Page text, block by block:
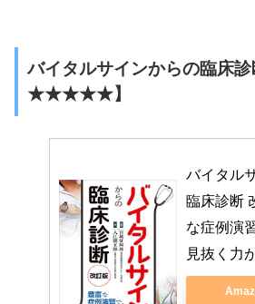
バイタルサインからの臨床診
★★★★★】
バイタル
臨床診断
な症例演
見抜く力